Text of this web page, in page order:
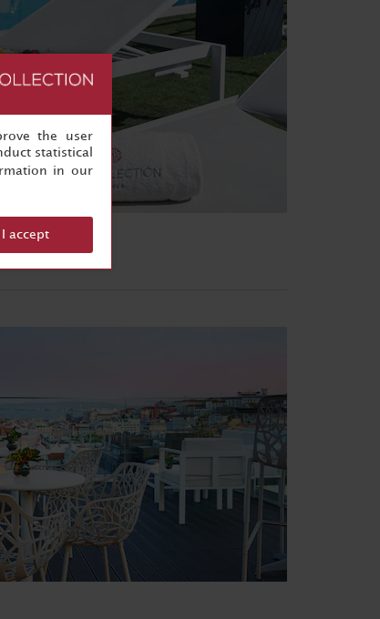
the user
statistical
in our
I accept